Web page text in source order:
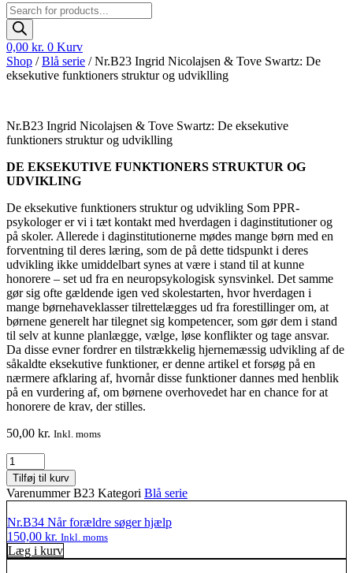
Products
search
0,00 kr. 0 Kurv
Shop /Blå serie / Nr.B23 Ingrid Nicolajsen & Tove Swartz: De
eksekutive funktioners struktur og udviklling
Nr.B23 Ingrid Nicolajsen & Tove Swartz: De eksekutive
funktioners struktur og udviklling
DE EKSEKUTIVE FUNKTIONERS STRUKTUR OG
UDVIKLING
De eksekutive funktioners struktur og udvikling Som PPR-
psykologer er vi i tæt kontakt med hverdagen i daginstitutioner og
på skoler. Allerede i daginstitutionerne mødes mange børn med en
forventning til deres læring, som de på dette tidspunkt i deres
udvikling ikke umiddelbart synes at være i stand til at kunne
honorere – set ud fra en neuropsykologisk synsvinkel. Det samme
gør sig ofte gældende igen ved skolestarten, hvor hverdagen i
mange børnehaveklasser tilrettelægges ud fra forestillinger om, at
børnene generelt har tilegnet sig kompetencer, som gør dem i stand
til selv at kunne planlægge, vælge, løse konflikter og tage ansvar.
Da disse evner fordrer en tilstrækkelig hjernemæssig udvikling af de
såkaldte eksekutive funktioner, er denne artikel et forsøg på en
nærmere afklaring af, hvornår disse funktioner dannes med henblik
på en vurdering af, om børnene overhovedet har en chance for at
honorere de krav, der stilles.
50,00 kr. Inkl. moms
Nr.B23
Ingrid
Nicolajsen
&
Tove
Swartz:
De
eksekutive
Tilføj til kurv
VarenummerB23 Kategori Blå serie
Nr.B34 Når forældre søger hjælp
150,00 kr. Inkl. moms
Læg i kurv